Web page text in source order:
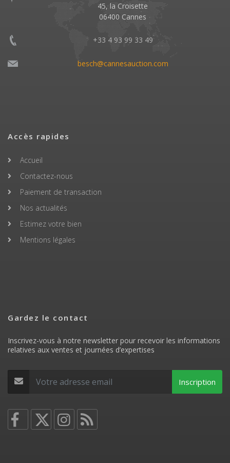
45, la Croisette
06400 Cannes
+33 4 93 99 33 49
besch@cannesauction.com
Accès rapides
Accueil
Contactez-nous
Paiement de transaction
Nos actualités
Estimez votre bien
Mentions légales
Gardez le contact
Inscrivez-vous à notre newsletter pour recevoir les informations
relatives aux ventes et journées d’expertises
Inscription